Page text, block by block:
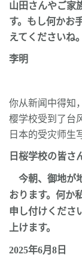
山田さんやご家
す。もし何かお
えてくださいね
李明
你从新闻中得知
樱学校受到了台
日本的受灾师生
日桜学校の皆さ
今朝、御地が
おります。何か
申し付けくださ
上けます。
2025年6月8日